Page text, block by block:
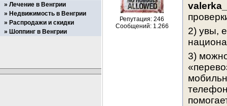
Репутация: 246
Сообщений: 1.266
2) увы,
3)
Лечение в Венгрии
Недвижимость в Венгрии
Распродажи и скидки
Шоппинг в Венгрии